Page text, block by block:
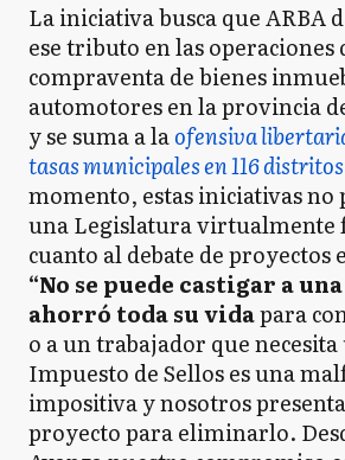
La iniciativa busca que ARBA
ese tributo en las operaciones
compraventa de bienes
automotores en la provincia
y se suma a laofensiva
tasas municipales en 116
momento, estas iniciativas
una Legislatura virtualmente
cuanto al debate de proyectos
“No se puede castigar a
ahorró toda su vidapara
o a un trabajador que
Impuesto de Sellos es una
impositiva y nosotros
proyecto para eliminarlo.